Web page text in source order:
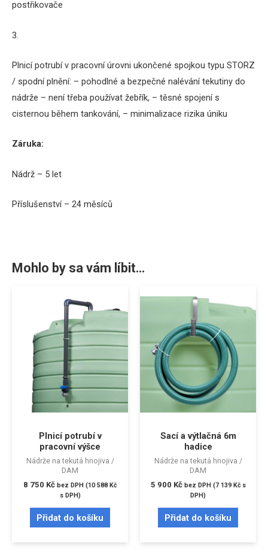
postřikovače
3.
Plnicí potrubí v pracovní úrovni ukončené spojkou typu STORZ
/ spodní plnění: – pohodlné a bezpečné nalévání tekutiny do
nádrže – není třeba používat žebřík, – těsné spojení s
cisternou během tankování, – minimalizace rizika úniku
Záruka:
Nádrž – 5 let
Příslušenství – 24 měsíců
Mohlo by sa vám líbit…
Plnicí potrubí v
pracovní výšce
Nádrže na tekutá hnojiva /
DAM
8 750 Kč bez DPH (10 588 Kč
s DPH)
Přidat do košíku
Sací a výtlačná 6m
hadice
Nádrže na tekutá hnojiva /
DAM
5 900 Kč bez DPH (7 139Kčs
DPH)
Přidat do košíku